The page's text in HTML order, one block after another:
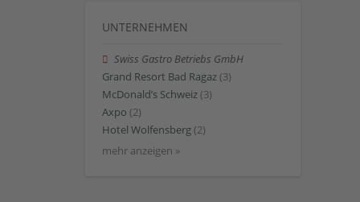
UNTERNEHMEN
Swiss Gastro Betriebs GmbH
Grand Resort Bad Ragaz (3)
McDonald’s Schweiz (3)
Axpo (2)
Hotel Wolfensberg (2)
mehr anzeigen »